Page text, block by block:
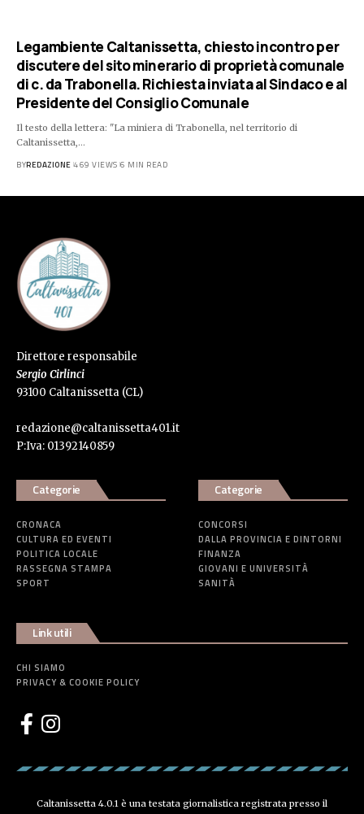
Legambiente Caltanissetta, chiesto incontro per
discutere del sito minerario di proprietà comunale
di c. da Trabonella. Richiesta inviata al Sindaco e al
Presidente del Consiglio Comunale
Il testo della lettera: "La miniera di Trabonella, nel territorio di
Caltanissetta,…
BYREDAZIONE 469 VIEWS 6 MIN READ
Direttore responsabile
Sergio Cirlinci
93100 Caltanissetta (CL)
redazione@caltanissetta401.it
P:Iva: 01392140859
Categorie
CRONACA
CULTURA ED EVENTI
POLITICA LOCALE
RASSEGNA STAMPA
SPORT
Categorie
CONCORSI
DALLA PROVINCIA E DINTORNI
FINANZA
GIOVANI E UNIVERSITÀ
SANITÀ
Link utili
CHI SIAMO
PRIVACY & COOKIE POLICY
Caltanissetta 4.0.1 è una testata giornalistica registrata presso il